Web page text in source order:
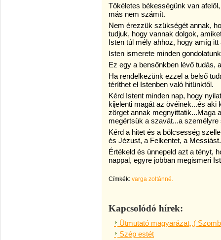
Tökéletes békességünk van
más nem számít.
Nem érezzük szükségét annak,
tudjuk, hogy vannak dolgok,
Isten túl mély ahhoz, hogy amíg
Isten ismerete minden
Ez egy a bensőnkben lévő tudás,
Ha rendelkezünk ezzel a belső
téríthet el Istenben való hitünktől.
Kérd Istent minden nap, hogy
kijelenti magát az övéinek...és aki
zörget annak megnyittatik...Maga
megértsük a szavát...a személyre
Kérd a hitet és a bölcsesség
és Jézust, a Felkentet, a Messiást.
Értékeld és ünnepeld azt a tényt,
nappal, egyre jobban megismeri
Címkék: varga zoltánné.
Kapcsolódó hírek:
Útmutató magyarázat,,(
Szép estét